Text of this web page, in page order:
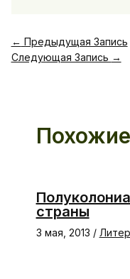
← Предыдущая Запись
Следующая Запись →
страны
3 мая, 2013 /